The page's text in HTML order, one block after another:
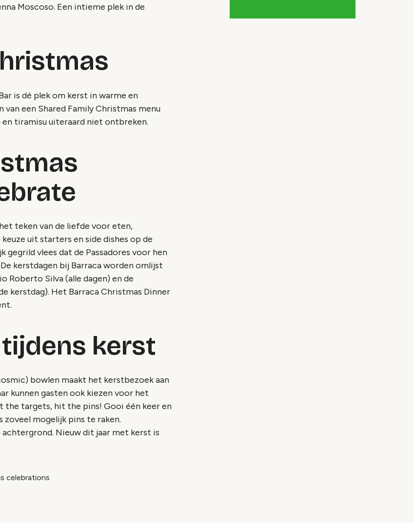
Moscoso. Een intieme plek in de
is dé plek om kerst in warme en
een Shared Family Christmas menu
tiramisu uiteraard niet ontbreken.
teken van de liefde voor eten,
uit starters en side dishes op de
vlees dat de Passadores voor hen
kerstdagen bij Barraca worden omlijst
Roberto Silva (alle dagen) en de
kerstdag). Het Barraca Christmas Dinner
kerst
bowlen maakt het kerstbezoek aan
kunnen gasten ook kiezen voor het
the targets, hit the pins! Gooi één keer en
mogelijk pins te raken.
Nieuw dit jaar met kerst is
celebrations